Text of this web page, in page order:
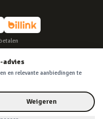
365 dagen retourneren.
advies
en relevante aanbiedingen te
Weigeren